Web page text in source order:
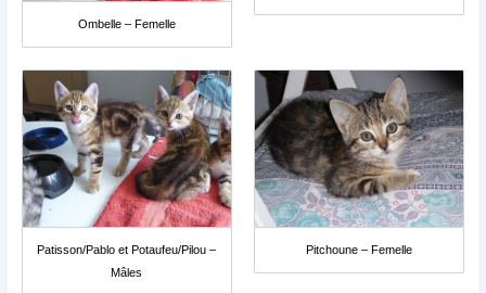
Ombelle – Femelle
Patisson/Pablo et Potaufeu/Pilou –
Mâles
Pitchoune – Femelle